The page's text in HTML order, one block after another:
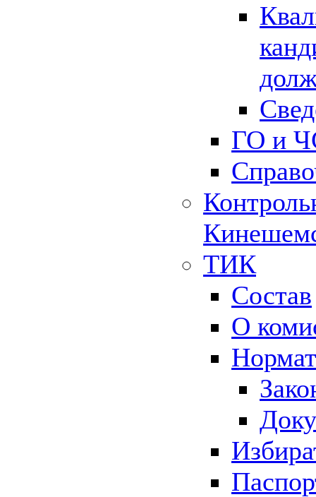
ГО и
ТИК
Состав
О